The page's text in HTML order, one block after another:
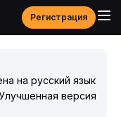
Регистрация
на русский язык
версия